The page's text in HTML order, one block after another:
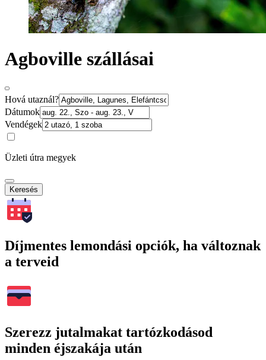
Agboville szállásai
Hová utaznál?
Dátumok
Vendégek
Üzleti útra megyek
Keresés
Díjmentes lemondási opciók, ha változnak
a terveid
Szerezz jutalmakat tartózkodásod
minden éjszakája után